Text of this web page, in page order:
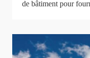
de bâtiment pour